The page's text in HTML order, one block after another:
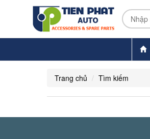
Trang chủ Tìm kiếm